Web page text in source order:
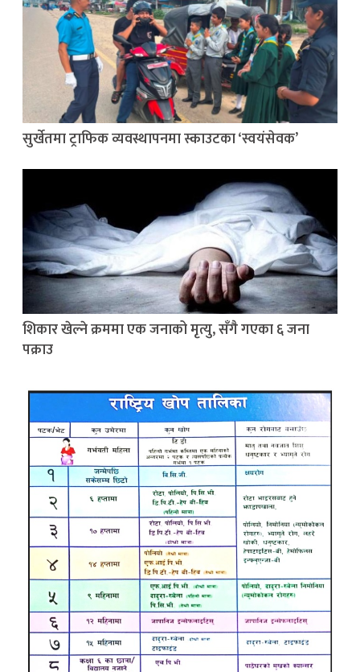
सुर्खेतमा ट्राफिक व्यवस्थापनमा स्काउटका ‘स्वयंसेवक’
शिकार खेल्ने क्रममा एक जनाको मृत्यु, सँगै गएका ६ जना
पक्राउ